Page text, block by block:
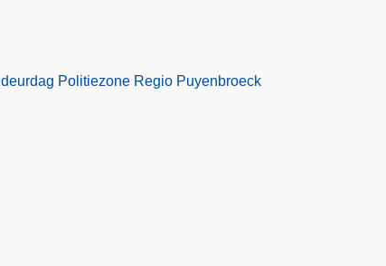
Politiezone Regio Puyenbroeck